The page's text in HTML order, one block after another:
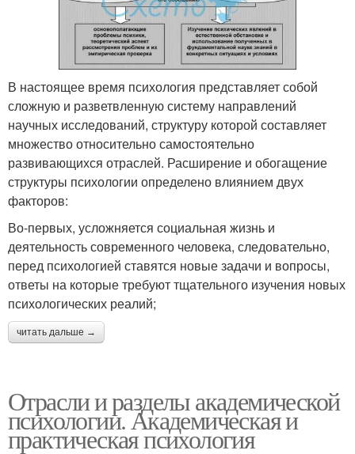
В настоящее время психология представляет собой
сложную и разветвленную систему направлений
научных исследований, структуру которой составляет
множество относительно самостоятельно
развивающихся отраслей. Расширение и обогащение
структуры психологии определено влиянием двух
факторов:
Во-первых, усложняется социальная жизнь и
деятельность современного человека, следовательно,
перед психологией ставятся новые задачи и вопросы,
ответы на которые требуют тщательного изучения новых
психологических реалий;
читать дальше →
Отрасли и разделы академической
психологии. Академическая и
практическая психология